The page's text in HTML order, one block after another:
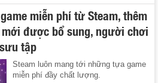
miễn phí từ Steam, thêm
được bổ sung, người chơi
tập
Steam luôn mang tới những tựa game
miễn phí đầy chất lượng.